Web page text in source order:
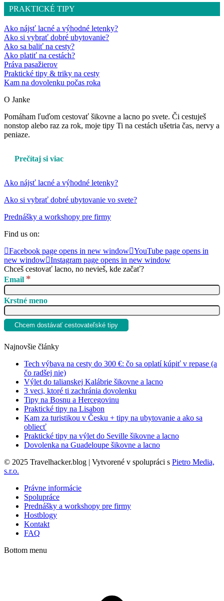
PRAKTICKÉ TIPY
Ako nájsť lacné a výhodné letenky?
Ako si vybrať dobré ubytovanie?
Ako sa baliť na cesty?
Ako platiť na cestách?
Práva pasažierov
Praktické tipy & triky na cesty
Kam na dovolenku počas roka
O Janke
Pomáham ľuďom cestovať šikovne a lacno po svete. Či cestuješ
nonstop alebo raz za rok, moje tipy Ti na cestách ušetria čas, nervy a
peniaze.
Prečítaj si viac
Ako nájsť lacné a výhodné letenky?
Ako si vybrať dobré ubytovanie vo svete?
Prednášky a workshopy pre firmy
Find us on:
Facebook page opens in new window YouTube page opens in
new window Instagram page opens in new window
Chceš cestovať lacno, no nevieš, kde začať?
Email *
Krstné meno
Najnovšie články
Tech výbava na cesty do 300 €: čo sa oplatí kúpiť v repase (a
čo radšej nie)
Výlet do talianskej Kalábrie šikovne a lacno
3 veci, ktoré ti zachránia dovolenku
Tipy na Bosnu a Hercegovinu
Praktické tipy na Lisabon
Kam za turistikou v Česku + tipy na ubytovanie a ako sa
obliecť
Praktické tipy na výlet do Seville šikovne a lacno
Dovolenka na Guadeloupe šikovne a lacno
© 2025 Travelhacker.blog | Vytvorené v spolupráci s Pietro Media,
s.r.o.
Právne informácie
Spolupráce
Prednášky a workshopy pre firmy
Hostblogy
Kontakt
FAQ
Bottom menu